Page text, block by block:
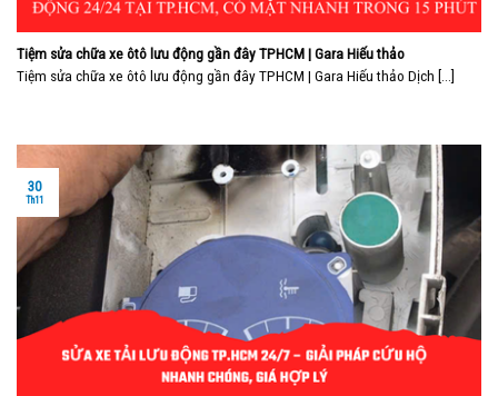
Tiệm sửa chữa xe ôtô lưu động gần đây TPHCM | Gara Hiếu thảo
Tiệm sửa chữa xe ôtô lưu động gần đây TPHCM | Gara Hiếu thảo Dịch [...]
30
Th11